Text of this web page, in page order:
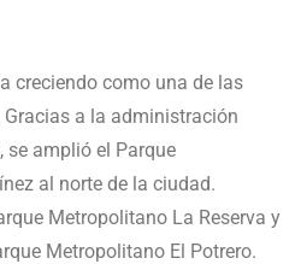
creciendo como una de las
a la administración
, se amplió el Parque
al norte de la ciudad.
Metropolitano La Reserva y
Metropolitano El Potrero.